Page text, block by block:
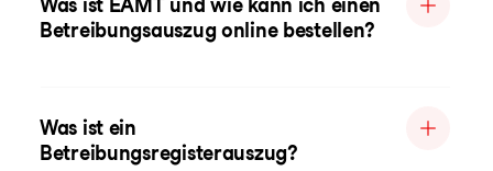
Was ist EAMT und wie kann ich einen
Betreibungsauszug online bestellen?
Was ist ein
Betreibungsregisterauszug?